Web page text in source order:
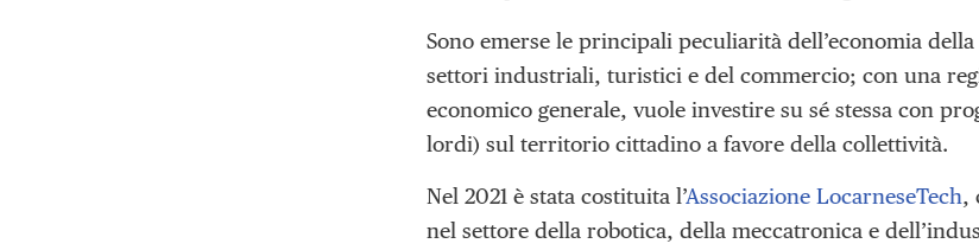
Sono emerse le principali peculiarità dell’economia
settori industriali, turistici e del commercio; con una
economico generale, vuole investire su sé stessa con
lordi) sul territorio cittadino a favore della collettività.
Nel 2021 è stata costituita l’Associazione LocarneseTech,
nel settore della robotica, della meccatronica e